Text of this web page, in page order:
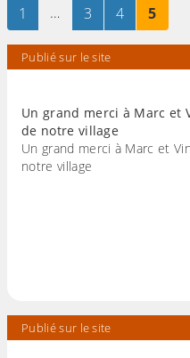
Page
1 sur 5
… Page
3sur 5Page
4sur 5Page
5sur 5
Publié sur le site
Un grand merci à Marc et
de notre village
Un grand merci à Marc et
notre village
Publié sur le site